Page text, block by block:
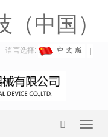
中国）
语言选择: